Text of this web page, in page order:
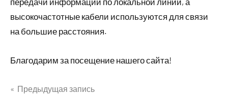
высокочастотные кабели используются для связи
на большие расстояния.
Благодарим за посещение нашего сайта!
Предыдущая запись